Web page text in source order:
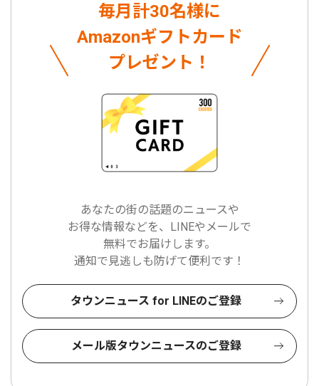
毎月計30名様に
Amazonギフトカード
プレゼント！
あなたの街の話題のニュースや
お得な情報などを、LINEやメールで
無料でお届けします。
通知で見逃しも防げて便利です！
タウンニュース for LINEのご登録
メール版タウンニュースのご登録